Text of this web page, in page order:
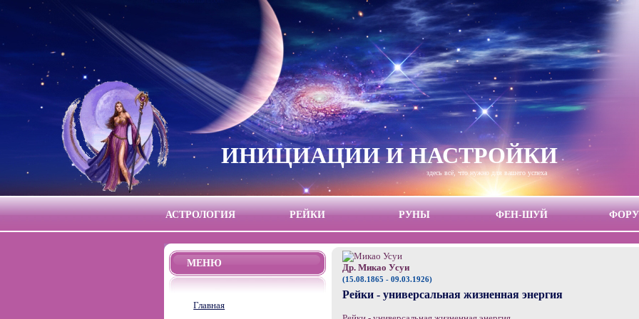
ИНИЦИАЦИИ И НАСТРОЙКИ
здесь всё, что нужно для вашего успеха
АСТРОЛОГИЯ РЕЙКИ РУНЫ ФЕН-ШУЙ
Др. Микао Усуи
(15.08.1865 - 09.03.1926)
Рейки - универсальная жизненная энергия
МЕНЮ
Главная